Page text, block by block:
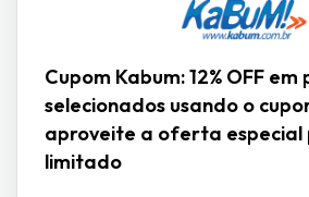
Cupom Kabum: 12% OFF
selecionados usando o
aproveite a oferta especial
limitado